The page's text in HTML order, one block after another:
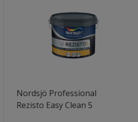
Nordsjö Professional
Rezisto Easy Clean 5